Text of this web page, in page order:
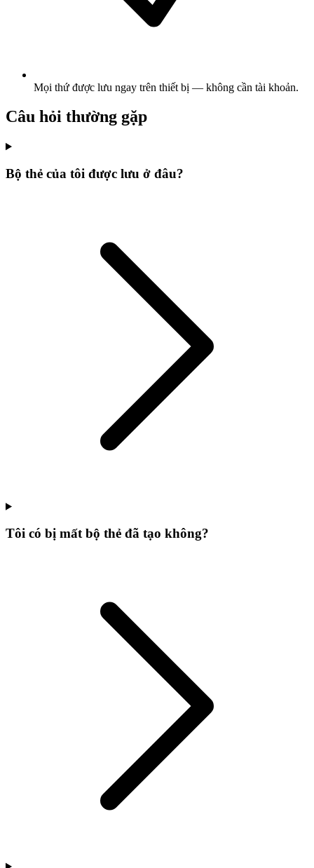
Mọi thứ được lưu ngay trên thiết bị — không cần tài khoản.
Câu hỏi thường gặp
Bộ thẻ của tôi được lưu ở đâu?
Tôi có bị mất bộ thẻ đã tạo không?